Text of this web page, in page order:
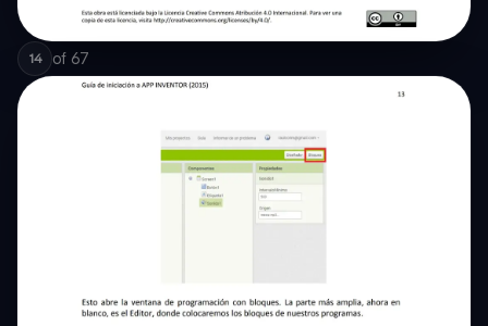
14 of 67